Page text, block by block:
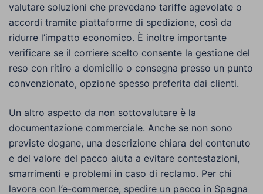
valutare soluzioni che prevedano tariffe agevolate o
accordi tramite piattaforme di spedizione, così da
ridurre l’impatto economico. È inoltre importante
verificare se il corriere scelto consente la gestione del
reso con ritiro a domicilio o consegna presso un punto
convenzionato, opzione spesso preferita dai clienti.
Un altro aspetto da non sottovalutare è la
documentazione commerciale. Anche se non sono
previste dogane, una descrizione chiara del contenuto
e del valore del pacco aiuta a evitare contestazioni,
smarrimenti e problemi in caso di reclamo. Per chi
lavora con l’e-commerce, spedire un pacco in Spagna